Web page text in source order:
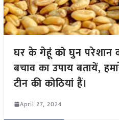
घर के गेहूं को घुन परेशान
बचाव का उपाय बतायें,
टीन की कोठियां हैं।
April 27, 2024